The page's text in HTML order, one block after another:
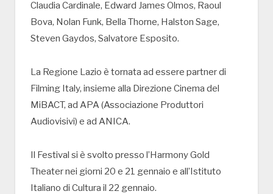
Claudia Cardinale, Edward James Olmos, Raoul
Bova, Nolan Funk, Bella Thorne, Halston Sage,
Steven Gaydos, Salvatore Esposito.
La Regione Lazio è tornata ad essere partner di
Filming Italy, insieme alla Direzione Cinema del
MiBACT, ad APA (Associazione Produttori
Audiovisivi) e ad ANICA.
Il Festival si è svolto presso l’Harmony Gold
Theater nei giorni 20 e 21 gennaio e all’Istituto
Italiano di Cultura il 22 gennaio.